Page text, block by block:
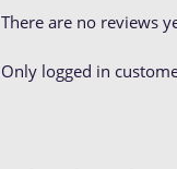
There are no reviews
Only logged in